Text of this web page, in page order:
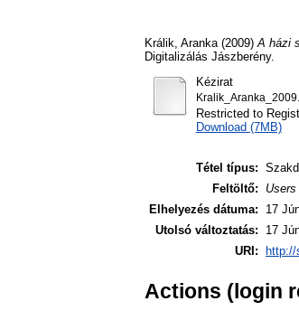
Králik, Aranka (2009) A házi
Digitalizálás Jászberény.
Kézirat
Restricted to
Download (7MB)
Tétel típus:
Feltöltő:
Elhelyezés dátuma:
17
Utolsó változtatás:
17
URI:
Actions (login